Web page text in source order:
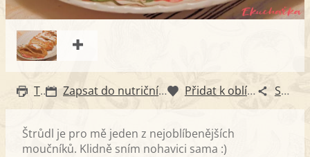
Tisk Zapsat do nutričního diáře Přidat k oblíbeným Sdílet
Štrůdl je pro mě jeden z nejoblíbenějších
moučníků. Klidně sním nohavici sama :)